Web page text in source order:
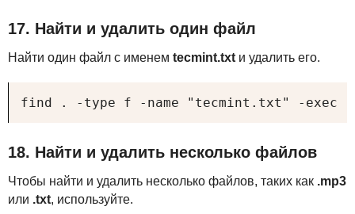
17. Найти и удалить один файл
Найти один файл с именем tecmint.txt и удалить его.
find . -type f -name "tecmint.txt" -
18. Найти и удалить несколько файлов
Чтобы найти и удалить несколько файлов, таких как .mp3
или .txt, используйте.